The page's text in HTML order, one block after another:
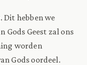
Dit hebben we
Gods Geest zal ons
worden
Gods oordeel.